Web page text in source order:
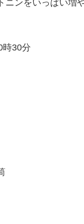
ンをいっぱい増
時30分